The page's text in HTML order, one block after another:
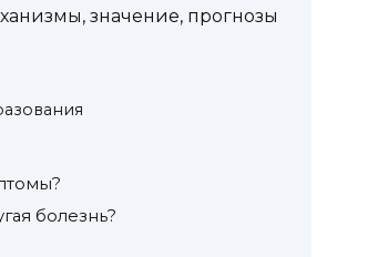
значение, прогнозы
болезнь?